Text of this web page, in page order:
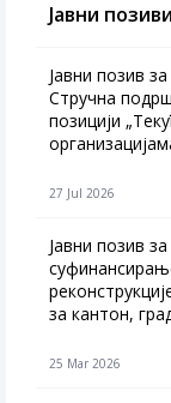
Јавни позиви
Јавни позив
Стручна
позицији
27 Jul 2026
Jавни позив
за кантон,
25 Mar 2026